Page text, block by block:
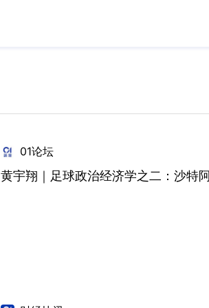
01论坛
黄宇翔｜足球政治经济学之二：沙特